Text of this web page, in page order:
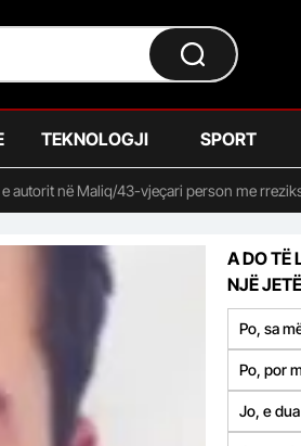
TEKNOLOGJI SPORT
autorit në Maliq/43-vjeçari person me
A DO TË
NJË
Po, sa
Po, por
Jo, e